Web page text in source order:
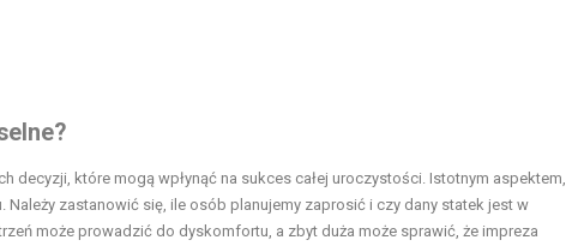
decyzji, które mogą wpłynąć na sukces całej uroczystości. Istotnym aspektem,
Należy zastanowić się, ile osób planujemy zaprosić i czy dany statek jest w
może prowadzić do dyskomfortu, a zbyt duża może sprawić, że impreza